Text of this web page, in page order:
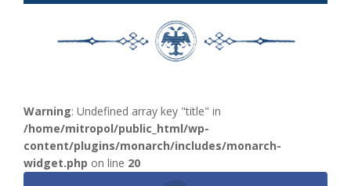
Warning: Undefined array key "title" in
/home/mitropol/public_html/wp-
content/plugins/monarch/includes/monarch-
widget.php on line 20